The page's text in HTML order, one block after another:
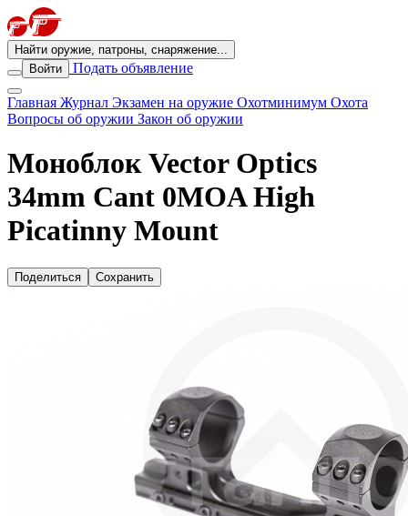
Найти оружие, патроны, снаряжение...
Войти
Подать объявление
Главная Журнал Экзамен на оружие Охотминимум Охота
Вопросы об оружии Закон об оружии
Моноблок Vector Optics
34mm Cant 0MOA High
Picatinny Mount
Поделиться Сохранить